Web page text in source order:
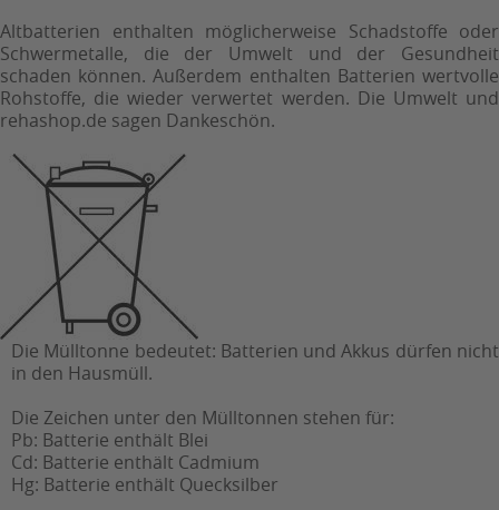
Altbatterien enthalten möglicherweise Schadstoffe oder
Schwermetalle, die der Umwelt und der Gesundheit
schaden können. Außerdem enthalten Batterien wertvolle
Rohstoffe, die wieder verwertet werden. Die Umwelt und
rehashop.de sagen Dankeschön.
Die Mülltonne bedeutet: Batterien und Akkus dürfen nicht
in den Hausmüll.
Die Zeichen unter den Mülltonnen stehen für:
Pb: Batterie enthält Blei
Cd: Batterie enthält Cadmium
Hg: Batterie enthält Quecksilber